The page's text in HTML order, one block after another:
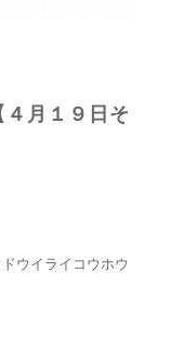
月１９日そ
ウイライコウホウ